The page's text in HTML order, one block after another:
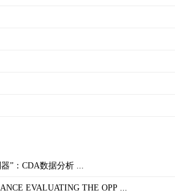
”：CDA数据分析 ...
EVALUATING THE OPP ...